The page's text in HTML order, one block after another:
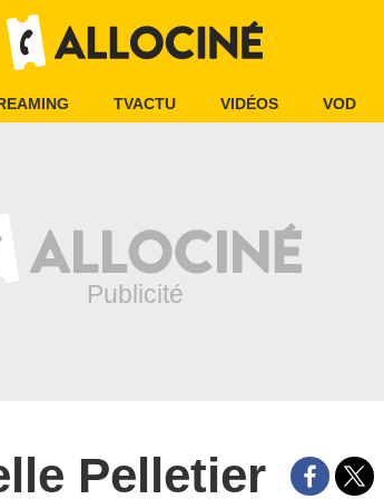
TVACTU VIDÉOS VOD
Pelletier